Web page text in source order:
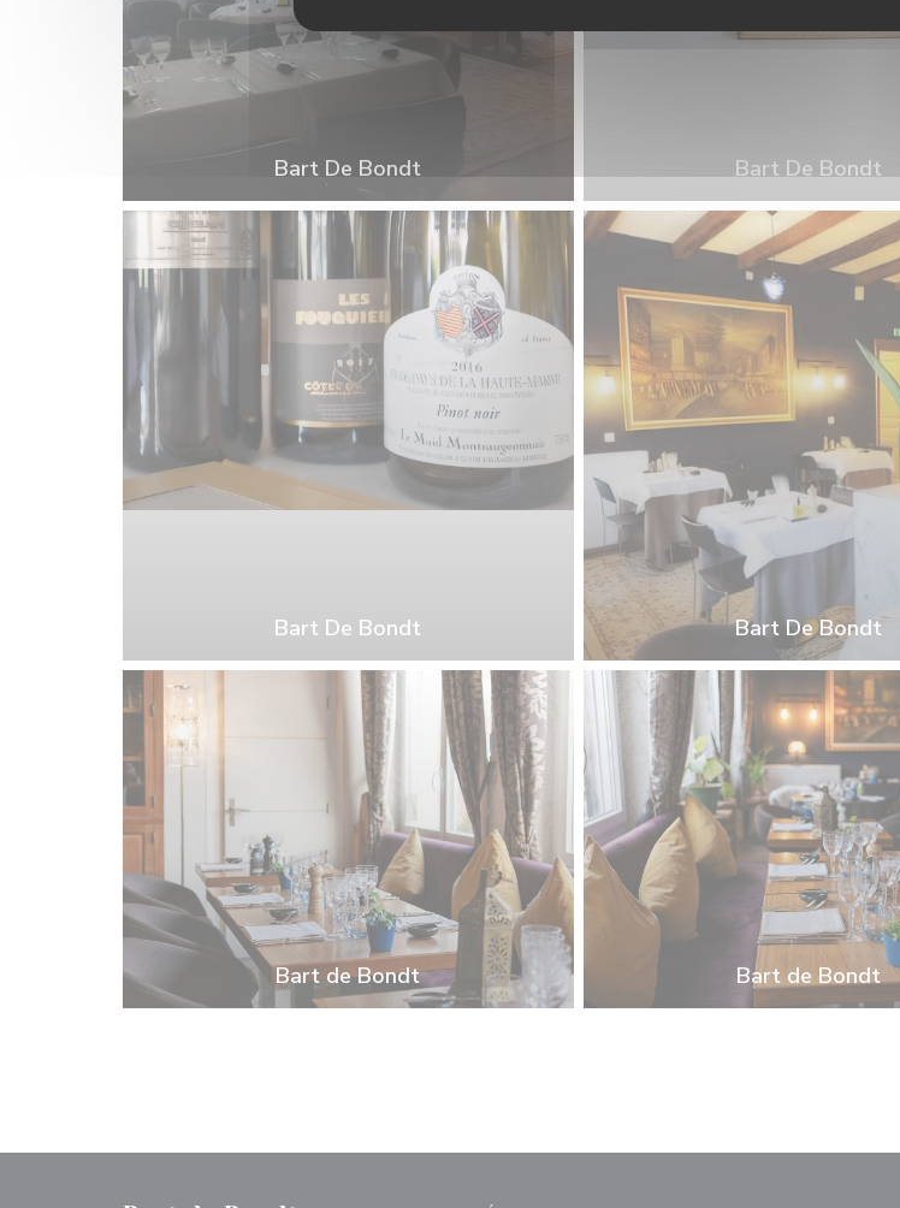
Bart De Bondt Bart De Bondt
Bart De Bondt Bart De Bondt
Bart de Bondt Bart de Bondt